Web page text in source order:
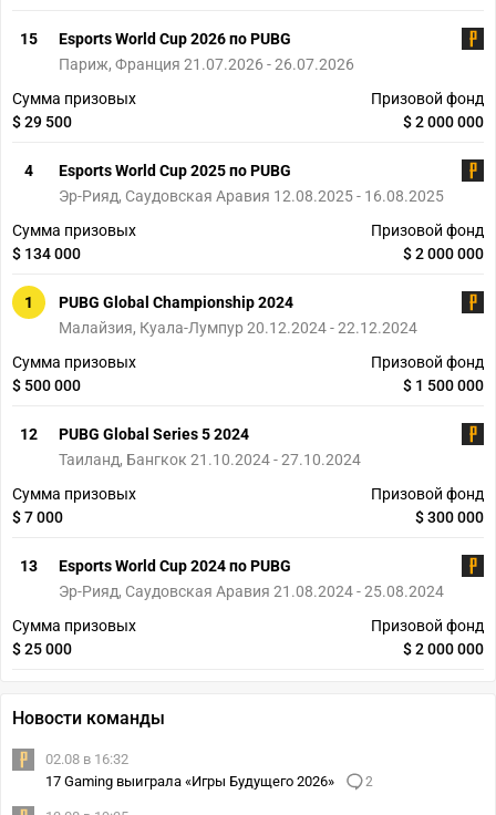
15
Esports World Cup 2026 по PUBG
Париж, Франция 21.07.2026 - 26.07.2026
Сумма призовых
$ 29 500
Призовой фонд
$ 2 000 000
4
Esports World Cup 2025 по PUBG
Эр-Рияд, Саудовская Аравия 12.08.2025 - 16.08.2025
Сумма призовых
$ 134 000
Призовой фонд
$ 2 000 000
1
PUBG Global Championship 2024
Малайзия, Куала-Лумпур 20.12.2024 - 22.12.2024
Сумма призовых
$ 500 000
Призовой фонд
$ 1 500 000
12
PUBG Global Series 5 2024
Таиланд, Бангкок 21.10.2024 - 27.10.2024
Сумма призовых
$ 7 000
Призовой фонд
$ 300 000
13
Esports World Cup 2024 по PUBG
Эр-Рияд, Саудовская Аравия 21.08.2024 - 25.08.2024
Сумма призовых
$ 25 000
Призовой фонд
$ 2 000 000
Новости команды
02.08 в 16:32
17 Gaming выиграла «Игры Будущего 2026»
2